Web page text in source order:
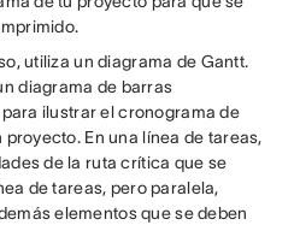
utiliza un diagrama de Gantt.
diagrama de barras
ilustrar el cronograma de
En una línea de tareas,
de la ruta crítica que se
de tareas, pero paralela,
elementos que se deben